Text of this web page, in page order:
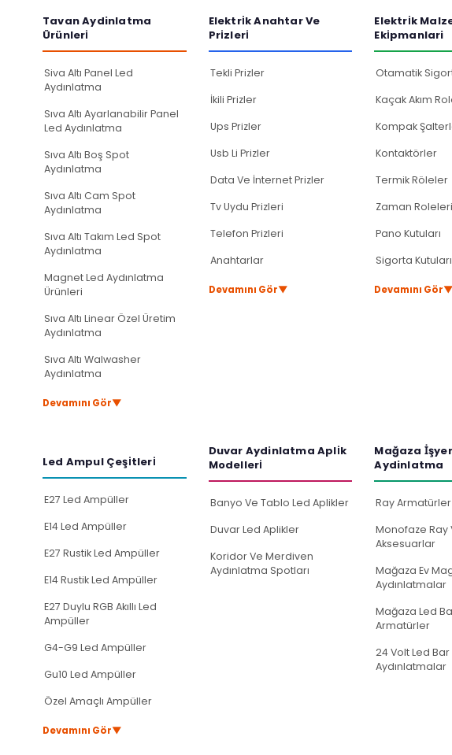
Ürün açıklamasında eksik bilgiler bulunuyor.
Ürün bilgilerinde hatalar bulunuyor.
Bu ürüne benzer farklı alternatifler olmalı.
Tavan Aydinlatma
Ürünleri̇
Siva Altı Panel Led
Aydınlatma
Sıva Altı Ayarlanabilir Panel
Led Aydınlatma
Sıva Altı Boş Spot
Aydınlatma
Sıva Altı Cam Spot
Aydınlatma
Sıva Altı Takım Led Spot
Aydınlatma
Magnet Led Aydınlatma
Ürünleri
Sıva Altı Linear Özel Üretim
Aydınlatma
Sıva Altı Walwasher
Aydınlatma
Devamını Gör▼
Elektri̇k Anahtar Ve
Pri̇zleri̇
Tekli Prizler
İkili Prizler
Ups Prizler
Usb Li Prizler
Data Ve İnternet Prizler
Tv Uydu Prizleri
Telefon Prizleri
Anahtarlar
Devamını Gör▼
Elektri̇k
Eki̇pmanlari
Otamatik
Kaçak Akım
Kompak
Kontaktörler
Termik Röleler
Zaman Roleleri
Pano Kutuları
Sigorta Kutuları
Devamını Gör▼
Led Ampul Çeşi̇tleri̇
E27 Led Ampüller
E14 Led Ampüller
E27 Rustik Led Ampüller
E14 Rustik Led Ampüller
E27 Duylu RGB Akıllı Led
Ampüller
G4-G9 Led Ampüller
Gu10 Led Ampüller
Özel Amaçlı Ampüller
Devamını Gör▼
Duvar Aydinlatma Apli̇k
Modelleri̇
Banyo Ve Tablo Led Aplikler
Duvar Led Aplikler
Koridor Ve Merdiven
Aydınlatma Spotları
Mağaza
Aydinlatma
Ray Armatürler
Monofaze Ray
Aksesuarlar
Mağaza Ev
Aydınlatmalar
Mağaza Led
Armatürler
24 Volt Led Bar
Aydınlatmalar